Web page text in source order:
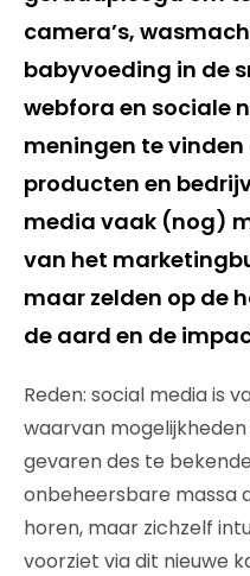
camera’s,
babyvoeding in de
webfora en sociale
meningen te vinden
producten en
media vaak (nog)
van het
maar zelden op de
de aard en de
Reden: social media is
waarvan
gevaren des te
onbeheersbare massa
horen, maar zichzelf
voorziet via dit nieuwe